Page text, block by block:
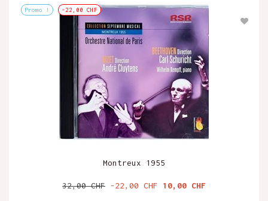
Promo ! -22,00 CHF
Montreux 1955
Prix
32,00 CHF -22,00 CHF Prix
10,00 CHF